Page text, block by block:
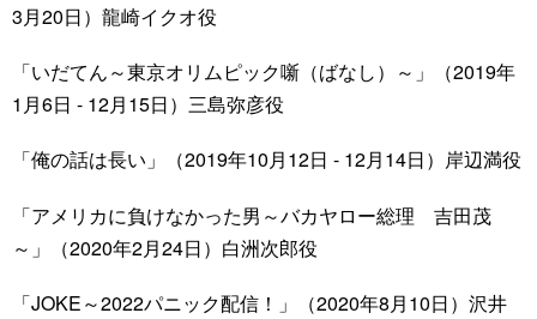
3月20日）龍崎イクオ役
「いだてん～東京オリムピック噺（ばなし）～」（2019年
1月6日 - 12月15日）三島弥彦役
「俺の話は長い」（2019年10月12日 - 12月14日）岸辺満役
「アメリカに負けなかった男～バカヤロー総理 吉田茂
～」（2020年2月24日）白洲次郎役
「JOKE～2022パニック配信！」（2020年8月10日）沢井